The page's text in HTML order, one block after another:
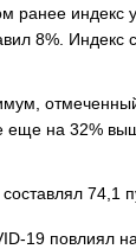
ранее индекс
8%. Индекс
отмеченный
еще на 32%
74,1
19 повлиял